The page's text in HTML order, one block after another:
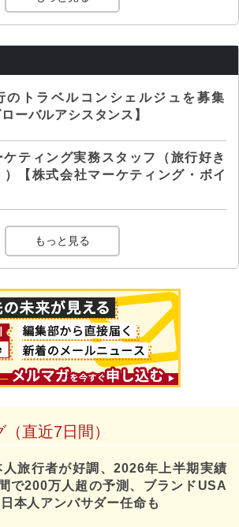
のトラベルコンシェルジュを募集
ーバルアシスタンス】
ケティング実務スタッフ（旅行好き
）【株式会社マーケティング・ボイ
もっと見る
直近7日間）
旅行者が好調、2026年上半期実績
で200万人超の予測、ブランドUSA
本人アンバサダー任命も